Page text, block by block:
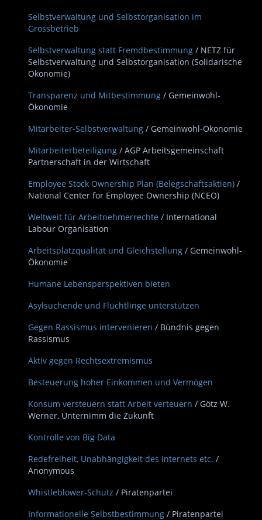
Selbstverwaltung und Selbstorganisation im
Grossbetrieb
Selbstverwaltung statt Fremdbestimmung / NETZ für
Selbstverwaltung und Selbstorganisation (Solidarische
Ökonomie)
Transparenz und Mitbestimmung / Gemeinwohl-
Ökonomie
Mitarbeiter-Selbstverwaltung / Gemeinwohl-Ökonomie
Mitarbeiterbeteiligung / AGP Arbeitsgemeinschaft
Partnerschaft in der Wirtschaft
Employee Stock Ownership Plan (Belegschaftsaktien) /
National Center for Employee Ownership (NCEO)
Weltweit für Arbeitnehmerrechte / International
Labour Organisation
Arbeitsplatzqualität und Gleichstellung / Gemeinwohl-
Ökonomie
Humane Lebensperspektiven bieten
Asylsuchende und Flüchtlinge unterstützen
Gegen Rassismus intervenieren / Bündnis gegen
Rassismus
Aktiv gegen Rechtsextremismus
Besteuerung hoher Einkommen und Vermögen
Konsum versteuern statt Arbeit verteuern / Götz W.
Werner, Unternimm die Zukunft
Kontrolle von Big Data
Redefreiheit, Unabhängigkeit des Internets etc. /
Anonymous
Whistleblower-Schutz / Piratenpartei
Informationelle Selbstbestimmung / Piratenpartei